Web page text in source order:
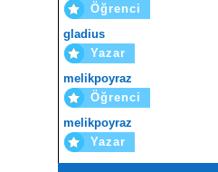
Öğrenci
gladius
Yazar
melikpoyraz
Öğrenci
melikpoyraz
Yazar